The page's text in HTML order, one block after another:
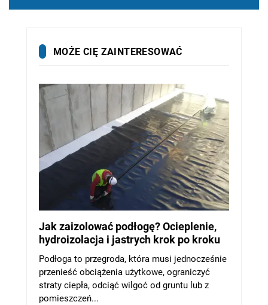
MOŻE CIĘ ZAINTERESOWAĆ
Jak zaizolować podłogę? Ocieplenie,
hydroizolacja i jastrych krok po kroku
Podłoga to przegroda, która musi jednocześnie
przenieść obciążenia użytkowe, ograniczyć
straty ciepła, odciąć wilgoć od gruntu lub z
pomieszczeń...